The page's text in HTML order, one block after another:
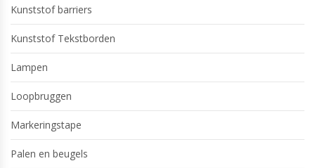
Kunststof barriers
Kunststof Tekstborden
Lampen
Loopbruggen
Markeringstape
Palen en beugels